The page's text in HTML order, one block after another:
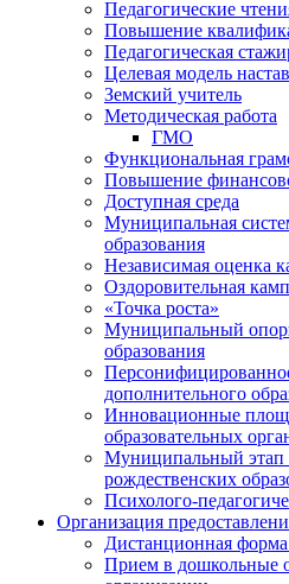
Педагогические
Повышение
Педагогическая
Целевая модель
Земский учитель
Методическая работа
ГМО
Функциональная
Повышение
Доступная среда
Муниципальная
образования
Независимая оценка
Оздоровительная
«Точка роста»
Муниципальный
образования
дополнительного
Инновационные
образовательных
Муниципальный
рождественских
Психолого-
Организация
Дистанционная форма
Прием в дошкольные